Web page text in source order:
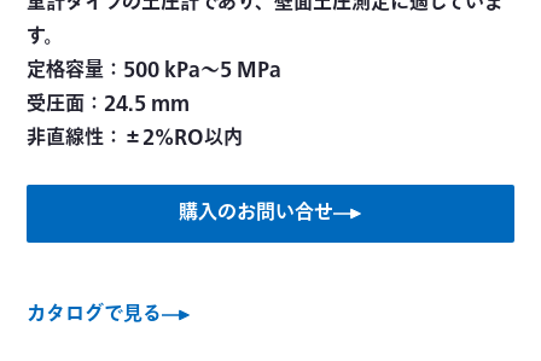
す。
定格容量：500 kPa～5 MPa
受圧面：24.5 mm
非直線性：±2%RO以内
購入のお問い合せ
カタログで見る